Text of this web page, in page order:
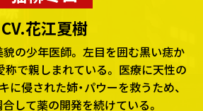
CV.花江夏樹
の少年医師。 左目を囲む黒い痣か
称で親しまれている。 医療に天性の
に侵された姉・パウーを救うため、
して薬の開発を続けている。